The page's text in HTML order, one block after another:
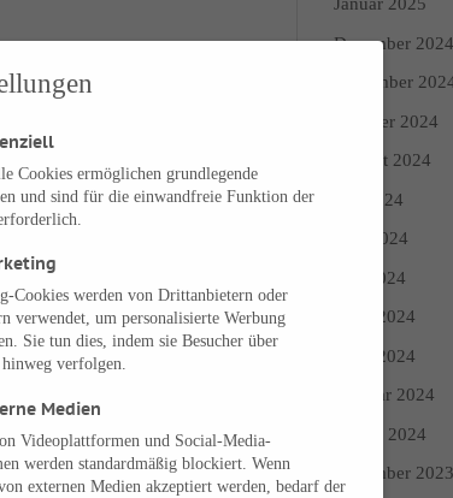
Dezember 2024
November
Oktober 2024
August 2024
Juli 2024
Juni 2024
Mai 2024
April 2024
März 2024
Februar 2024
Januar 2024
Dezember 2023
Cookies ermöglichen grundlegende
und sind für die einwandfreie Funktion der
Cookies werden von Drittanbietern oder
verwendet, um personalisierte Werbung
Sie tun dies, indem sie Besucher über
hinweg verfolgen.
Medien
Videoplattformen und Social-Media-
werden standardmäßig blockiert. Wenn
externen Medien akzeptiert werden, bedarf der